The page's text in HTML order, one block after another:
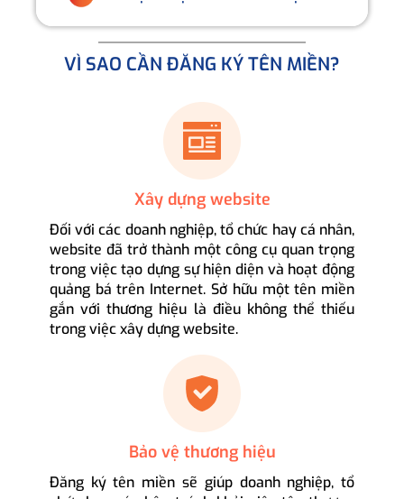
VÌ SAO CẦN ĐĂNG KÝ TÊN MIỀN?
Xây dựng website
Đối với các doanh nghiệp, tổ chức hay cá nhân,
website đã trở thành một công cụ quan trọng
trong việc tạo dựng sự hiện diện và hoạt động
quảng bá trên Internet. Sở hữu một tên miền
gắn với thương hiệu là điều không thể thiếu
trong việc xây dựng website.
Bảo vệ thương hiệu
Đăng ký tên miền sẽ giúp doanh nghiệp, tổ